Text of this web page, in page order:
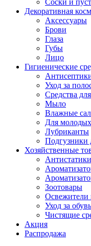
Соски и
Декоративная
Аксессуары
Брови
Глаза
Губы
Лицо
Гигиенические
Уход за
Средства
Мыло
Влажные
Для
Лубриканты
Подгузники
Хозяйственные
Антистатики
Зоотовары
Освежители
Уход за
Чистящие
Акция
Распродажа